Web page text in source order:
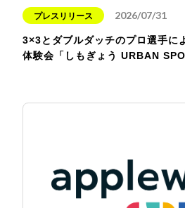
プレスリリース 2026/07/31
3×3とダブルダッチのプロ選手に
体験会「しもぎょう URBAN